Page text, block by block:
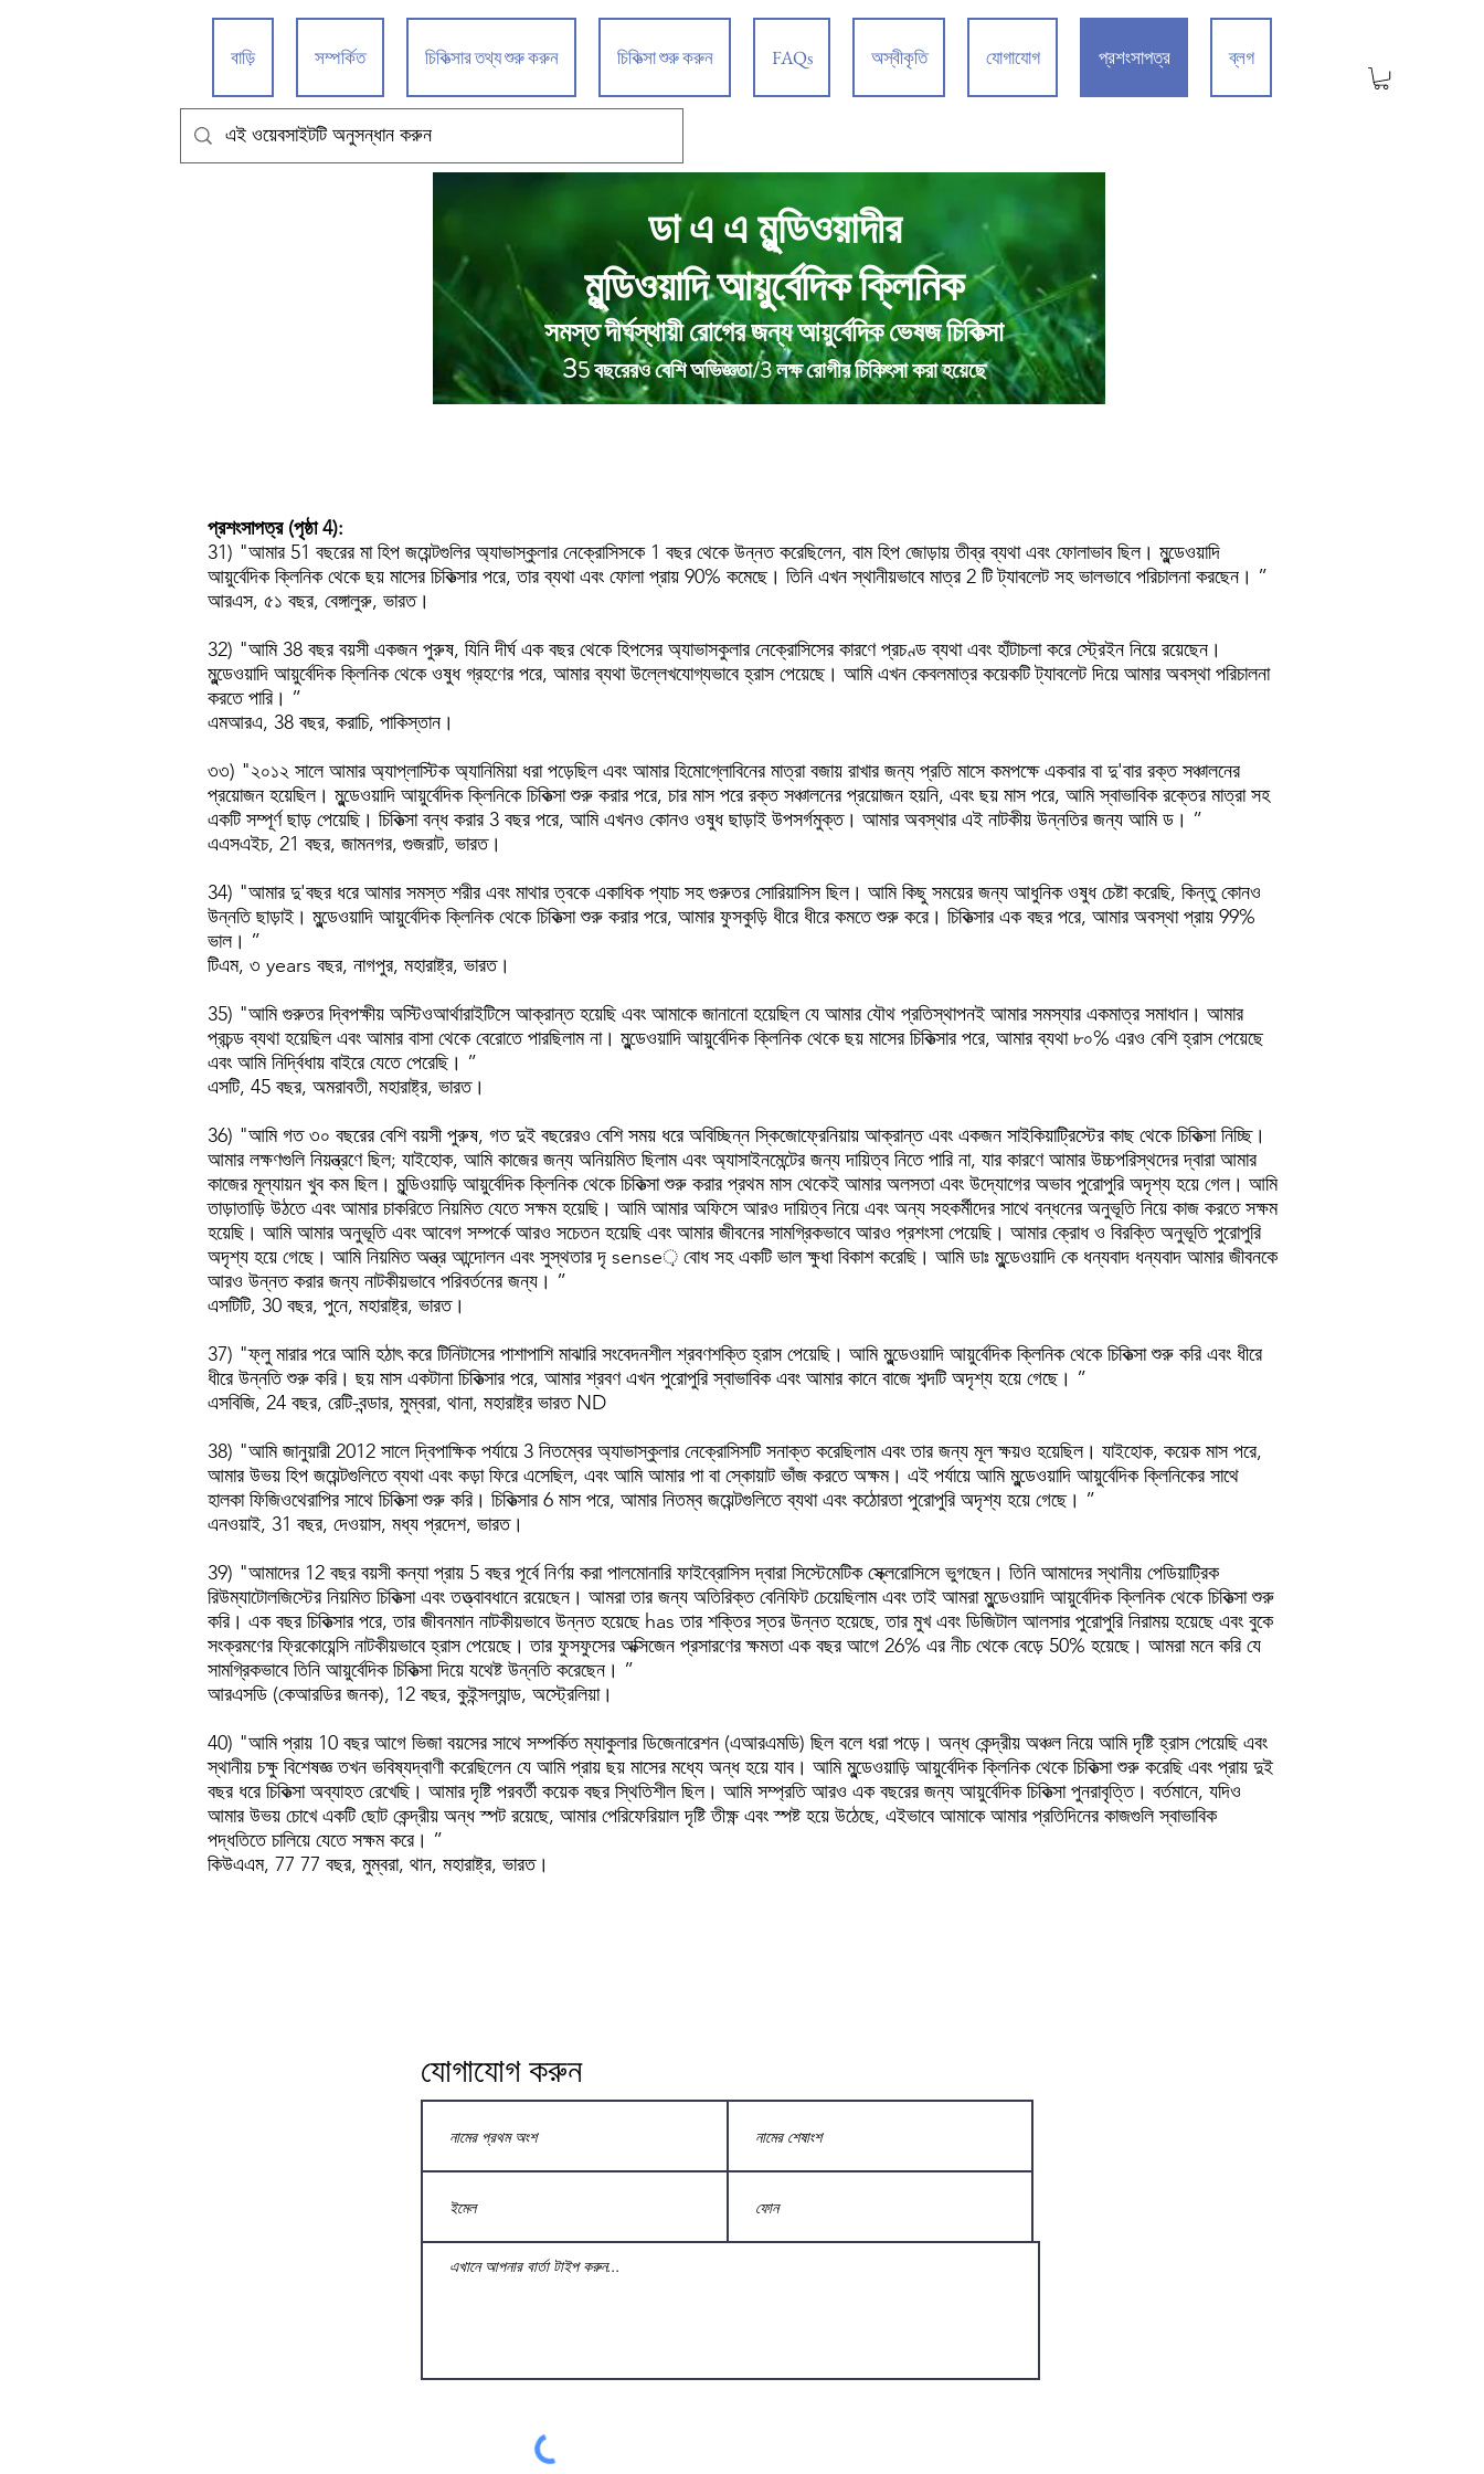
বাড়ি সম্পর্কিত চিকিত্সার তথ্য শুরু করুন চিকিত্সা শুরু করুন FAQs অস্বীকৃতি যোগাযোগ প্রশংসাপত্র ব্লগ
ডা এ এ মুন্ডিওয়াদীর
মুন্ডিওয়াদিআয়ুর্বেদিক ক্লিনিক
সমস্ত দীর্ঘস্থায়ী রোগের জন্য আয়ুর্বেদিক ভেষজ চিকিত্সা
35 বছরেরও বেশি অভিজ্ঞতা/3 লক্ষ রোগীর চিকিৎসা করা হয়েছে
প্রশংসাপত্র (পৃষ্ঠা 4):
31) "আমার 51 বছরের মা হিপ জয়েন্টগুলির অ্যাভাস্কুলার নেক্রোসিসকে 1 বছর থেকে উন্নত করেছিলেন, বাম হিপ জোড়ায় তীব্র ব্যথা এবং ফোলাভাব ছিল। মুন্ডেওয়াদি
আয়ুর্বেদিক ক্লিনিক থেকে ছয় মাসের চিকিত্সার পরে, তার ব্যথা এবং ফোলা প্রায় 90% কমেছে। তিনি এখন স্থানীয়ভাবে মাত্র 2 টি ট্যাবলেট সহ ভালভাবে পরিচালনা করছেন। ”
আরএস, ৫১ বছর, বেঙ্গালুরু, ভারত।
32) "আমি 38 বছর বয়সী একজন পুরুষ, যিনি দীর্ঘ এক বছর থেকে হিপসের অ্যাভাসকুলার নেক্রোসিসের কারণে প্রচণ্ড ব্যথা এবং হাঁটাচলা করে স্ট্রেইন নিয়ে রয়েছেন।
মুন্ডেওয়াদি আয়ুর্বেদিক ক্লিনিক থেকে ওষুধ গ্রহণের পরে, আমার ব্যথা উল্লেখযোগ্যভাবে হ্রাস পেয়েছে। আমি এখন কেবলমাত্র কয়েকটি ট্যাবলেট দিয়ে আমার অবস্থা পরিচালনা
করতে পারি। ”
এমআরএ, 38 বছর, করাচি, পাকিস্তান।
৩৩) "২০১২ সালে আমার অ্যাপ্লাস্টিক অ্যানিমিয়া ধরা পড়েছিল এবং আমার হিমোগ্লোবিনের মাত্রা বজায় রাখার জন্য প্রতি মাসে কমপক্ষে একবার বা দু'বার রক্ত ​​সঞ্চালনের
প্রয়োজন হয়েছিল। মুন্ডেওয়াদি আয়ুর্বেদিক ক্লিনিকে চিকিত্সা শুরু করার পরে, চার মাস পরে রক্ত ​​সঞ্চালনের প্রয়োজন হয়নি, এবং ছয় মাস পরে, আমি স্বাভাবিক রক্তের মাত্রা সহ
একটি সম্পূর্ণ ছাড় পেয়েছি। চিকিত্সা বন্ধ করার 3 বছর পরে, আমি এখনও কোনও ওষুধ ছাড়াই উপসর্গমুক্ত। আমার অবস্থার এই নাটকীয় উন্নতির জন্য আমি ড। ”
এএসএইচ, 21 বছর, জামনগর, গুজরাট, ভারত।
34) "আমার দু'বছর ধরে আমার সমস্ত শরীর এবং মাথার ত্বকে একাধিক প্যাচ সহ গুরুতর সোরিয়াসিস ছিল। আমি কিছু সময়ের জন্য আধুনিক ওষুধ চেষ্টা করেছি, কিন্তু কোনও
উন্নতি ছাড়াই। মুন্ডেওয়াদি আয়ুর্বেদিক ক্লিনিক থেকে চিকিত্সা শুরু করার পরে, আমার ফুসকুড়ি ধীরে ধীরে কমতে শুরু করে। চিকিত্সার এক বছর পরে, আমার অবস্থা প্রায় 99%
ভাল। ”
টিএম, ৩ years বছর, নাগপুর, মহারাষ্ট্র, ভারত।
35) "আমি গুরুতর দ্বিপক্ষীয় অস্টিওআর্থারাইটিসে আক্রান্ত হয়েছি এবং আমাকে জানানো হয়েছিল যে আমার যৌথ প্রতিস্থাপনই আমার সমস্যার একমাত্র সমাধান। আমার
প্রচন্ড ব্যথা হয়েছিল এবং আমার বাসা থেকে বেরোতে পারছিলাম না। মুন্ডেওয়াদি আয়ুর্বেদিক ক্লিনিক থেকে ছয় মাসের চিকিত্সার পরে, আমার ব্যথা ৮০% এরও বেশি হ্রাস পেয়েছে
এবং আমি নির্দ্বিধায় বাইরে যেতে পেরেছি। ”
এসটি, 45 বছর, অমরাবতী, মহারাষ্ট্র, ভারত।
36) "আমি গত ৩০ বছরের বেশি বয়সী পুরুষ, গত দুই বছরেরও বেশি সময় ধরে অবিচ্ছিন্ন স্কিজোফ্রেনিয়ায় আক্রান্ত এবং একজন সাইকিয়াট্রিস্টের কাছ থেকে চিকিত্সা নিচ্ছি।
আমার লক্ষণগুলি নিয়ন্ত্রণে ছিল; যাইহোক, আমি কাজের জন্য অনিয়মিত ছিলাম এবং অ্যাসাইনমেন্টের জন্য দায়িত্ব নিতে পারি না, যার কারণে আমার উচ্চপরিস্থদের দ্বারা আমার
কাজের মূল্যায়ন খুব কম ছিল। মুন্ডিওয়াড়ি আয়ুর্বেদিক ক্লিনিক থেকে চিকিত্সা শুরু করার প্রথম মাস থেকেই আমার অলসতা এবং উদ্যোগের অভাব পুরোপুরি অদৃশ্য হয়ে গেল। আমি
তাড়াতাড়ি উঠতে এবং আমার চাকরিতে নিয়মিত যেতে সক্ষম হয়েছি। আমি আমার অফিসে আরও দায়িত্ব নিয়ে এবং অন্য সহকর্মীদের সাথে বন্ধনের অনুভূতি নিয়ে কাজ করতে সক্ষম
হয়েছি। আমি আমার অনুভূতি এবং আবেগ সম্পর্কে আরও সচেতন হয়েছি এবং আমার জীবনের সামগ্রিকভাবে আরও প্রশংসা পেয়েছি। আমার ক্রোধ ও বিরক্তি অনুভূতি পুরোপুরি
অদৃশ্য হয়ে গেছে। আমি নিয়মিত অন্ত্র আন্দোলন এবং সুস্থতার দৃ sense় বোধ সহ একটি ভাল ক্ষুধা বিকাশ করেছি। আমি ডাঃ মুন্ডেওয়াদি কে ধন্যবাদ ধন্যবাদ আমার জীবনকে
আরও উন্নত করার জন্য নাটকীয়ভাবে পরিবর্তনের জন্য। ”
এসটিটি, 30 বছর, পুনে, মহারাষ্ট্র, ভারত।
37) "ফ্লু মারার পরে আমি হঠাৎ করে টিনিটাসের পাশাপাশি মাঝারি সংবেদনশীল শ্রবণশক্তি হ্রাস পেয়েছি। আমি মুন্ডেওয়াদি আয়ুর্বেদিক ক্লিনিক থেকে চিকিত্সা শুরু করি এবং ধীরে
ধীরে উন্নতি শুরু করি। ছয় মাস একটানা চিকিত্সার পরে, আমার শ্রবণ এখন পুরোপুরি স্বাভাবিক এবং আমার কানে বাজে শব্দটি অদৃশ্য হয়ে গেছে। ”
এসবিজি, 24 বছর, রেটি-বন্ডার, মুম্বরা, থানা, মহারাষ্ট্র ভারত ND
38) "আমি জানুয়ারী 2012 সালে দ্বিপাক্ষিক পর্যায়ে 3 নিতম্বের অ্যাভাস্কুলার নেক্রোসিসটি সনাক্ত করেছিলাম এবং তার জন্য মূল ক্ষয়ও হয়েছিল। যাইহোক, কয়েক মাস পরে,
আমার উভয় হিপ জয়েন্টগুলিতে ব্যথা এবং কড়া ফিরে এসেছিল, এবং আমি আমার পা বা স্কোয়াট ভাঁজ করতে অক্ষম। এই পর্যায়ে আমি মুন্ডেওয়াদি আয়ুর্বেদিক ক্লিনিকের সাথে
হালকা ফিজিওথেরাপির সাথে চিকিত্সা শুরু করি। চিকিত্সার 6 মাস পরে, আমার নিতম্ব জয়েন্টগুলিতে ব্যথা এবং কঠোরতা পুরোপুরি অদৃশ্য হয়ে গেছে। ”
এনওয়াই, 31 বছর, দেওয়াস, মধ্য প্রদেশ, ভারত।
39) "আমাদের 12 বছর বয়সী কন্যা প্রায় 5 বছর পূর্বে নির্ণয় করা পালমোনারি ফাইব্রোসিস দ্বারা সিস্টেমেটিক স্ক্লেরোসিসে ভুগছেন। তিনি আমাদের স্থানীয় পেডিয়াট্রিক
রিউম্যাটোলজিস্টের নিয়মিত চিকিত্সা এবং তত্ত্বাবধানে রয়েছেন। আমরা তার জন্য অতিরিক্ত বেনিফিট চেয়েছিলাম এবং তাই আমরা মুন্ডেওয়াদি আয়ুর্বেদিক ক্লিনিক থেকে চিকিত্সা শুরু
করি। এক বছর চিকিত্সার পরে, তার জীবনমান নাটকীয়ভাবে উন্নত হয়েছে has তার শক্তির স্তর উন্নত হয়েছে, তার মুখ এবং ডিজিটাল আলসার পুরোপুরি নিরাময় হয়েছে এবং বুকে
সংক্রমণের ফ্রিকোয়েন্সি নাটকীয়ভাবে হ্রাস পেয়েছে। তার ফুসফুসের অক্সিজেন প্রসারণের ক্ষমতা এক বছর আগে 26% এর নীচ থেকে বেড়ে 50% হয়েছে। আমরা মনে করি যে
সামগ্রিকভাবে তিনি আয়ুর্বেদিক চিকিত্সা দিয়ে যথেষ্ট উন্নতি করেছেন। ”
আরএসডি (কেআরডির জনক), 12 বছর, কুইন্সল্যান্ড, অস্ট্রেলিয়া।
40) "আমি প্রায় 10 বছর আগে ভিজা বয়সের সাথে সম্পর্কিত ম্যাকুলার ডিজেনারেশন (এআরএমডি) ছিল বলে ধরা পড়ে। অন্ধ কেন্দ্রীয় অঞ্চল নিয়ে আমি দৃষ্টি হ্রাস পেয়েছি এবং
স্থানীয় চক্ষু বিশেষজ্ঞ তখন ভবিষ্যদ্বাণী করেছিলেন যে আমি প্রায় ছয় মাসের মধ্যে অন্ধ হয়ে যাব। আমি মুন্ডেওয়াড়ি আয়ুর্বেদিক ক্লিনিক থেকে চিকিত্সা শুরু করেছি এবং প্রায় দুই
বছর ধরে চিকিত্সা অব্যাহত রেখেছি। আমার দৃষ্টি পরবর্তী কয়েক বছর স্থিতিশীল ছিল। আমি সম্প্রতি আরও এক বছরের জন্য আয়ুর্বেদিক চিকিত্সা পুনরাবৃত্তি। বর্তমানে, যদিও
আমার উভয় চোখে একটি ছোট কেন্দ্রীয় অন্ধ স্পট রয়েছে, আমার পেরিফেরিয়াল দৃষ্টি তীক্ষ্ণ এবং স্পষ্ট হয়ে উঠেছে, এইভাবে আমাকে আমার প্রতিদিনের কাজগুলি স্বাভাবিক
পদ্ধতিতে চালিয়ে যেতে সক্ষম করে। ”
কিউএএম, 77 77 বছর, মুম্বরা, থান, মহারাষ্ট্র, ভারত।
যোগাযোগ করুন